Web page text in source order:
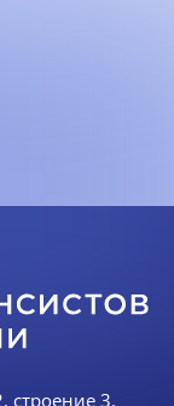
строение 3,